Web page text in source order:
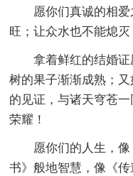
愿你们真诚的相
旺；让众水也不能熄灭
拿着鲜红的结婚
树的果子渐渐成熟；
的见证，与诸天穹苍
荣耀！
愿你们的人生，
书》般地智慧，像《传